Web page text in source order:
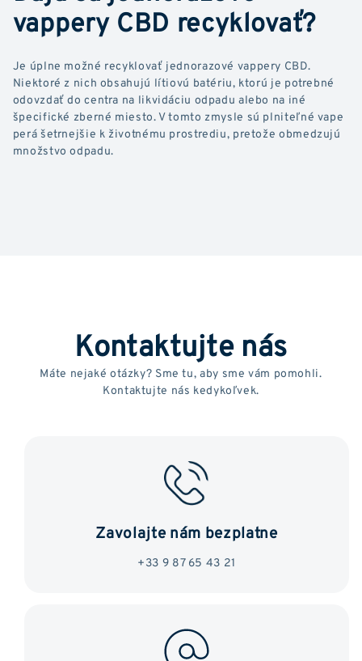
vappery CBD recyklovať?
Je úplne možné recyklovať jednorazové vappery CBD.
Niektoré z nich obsahujú lítiovú batériu, ktorú je potrebné
odovzdať do centra na likvidáciu odpadu alebo na iné
špecifické zberné miesto. V tomto zmysle sú plniteľné vape
perá šetrnejšie k životnému prostrediu, pretože obmedzujú
množstvo odpadu.
Kontaktujte nás
Máte nejaké otázky? Sme tu, aby sme vám pomohli.
Kontaktujte nás kedykoľvek.
Zavolajte nám bezplatne
+33 9 87 65 43 21